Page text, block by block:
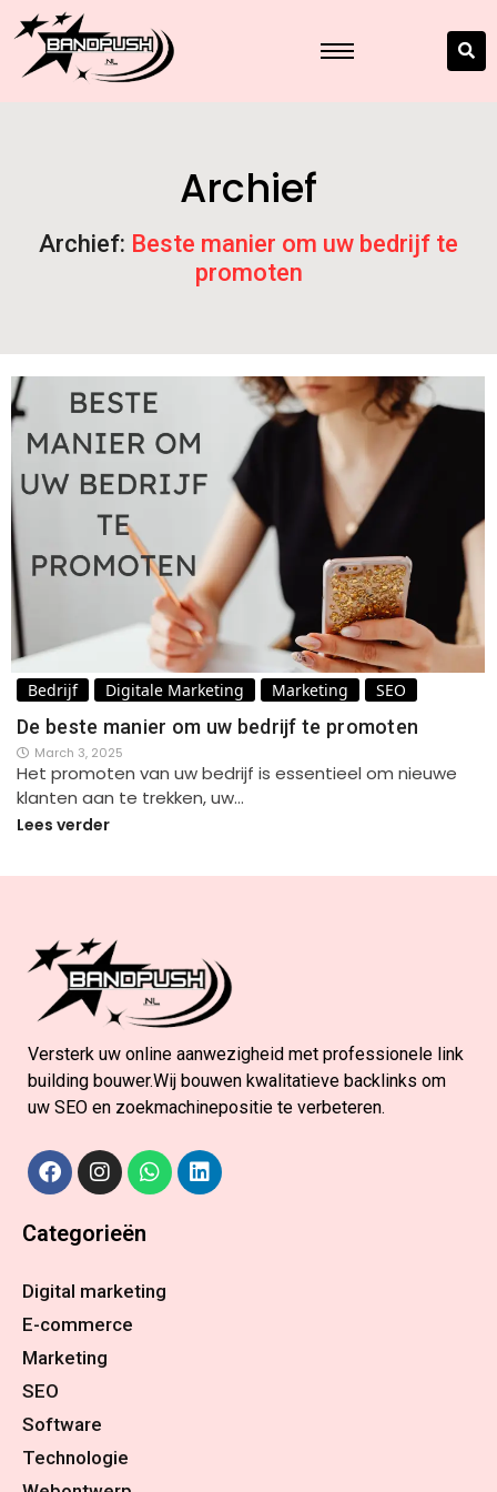
Archief
Archief: Beste manier om uw bedrijf te
promoten
Bedrijf Digitale Marketing Marketing SEO
De beste manier om uw bedrijf te promoten
March 3, 2025
Het promoten van uw bedrijf is essentieel om nieuwe
klanten aan te trekken, uw…
Lees verder
Versterk uw online aanwezigheid met professionele link
building bouwer.Wij bouwen kwalitatieve backlinks om
uw SEO en zoekmachinepositie te verbeteren.
Categorieën
Digital marketing
E-commerce
Marketing
SEO
Software
Technologie